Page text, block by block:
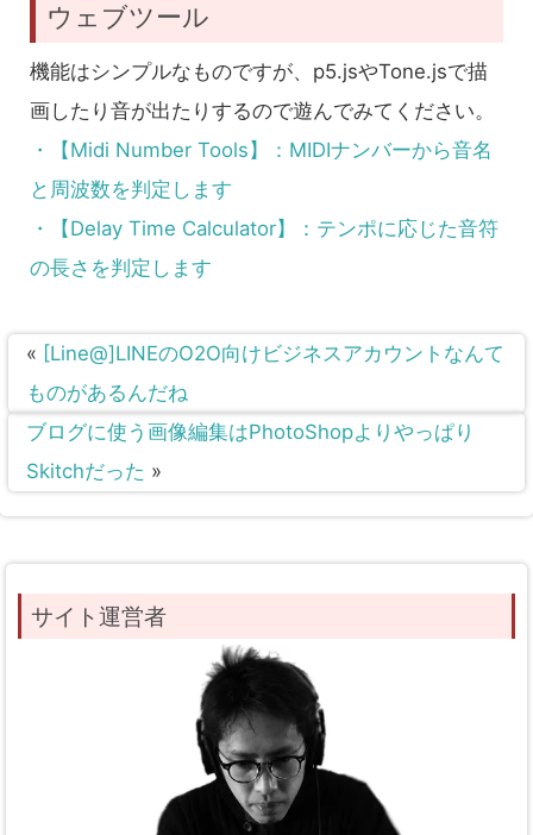
ウェブツール
機能はシンプルなものですが、p5.jsやTone.jsで描
画したり音が出たりするので遊んでみてください。
・【Midi Number Tools】：MIDIナンバーから音名
と周波数を判定します
・【Delay Time Calculator】：テンポに応じた音符
の長さを判定します
« [Line@]LINEのO2O向けビジネスアカウントなんて
ものがあるんだね
ブログに使う画像編集はPhotoShopよりやっぱり
Skitchだった »
サイト運営者